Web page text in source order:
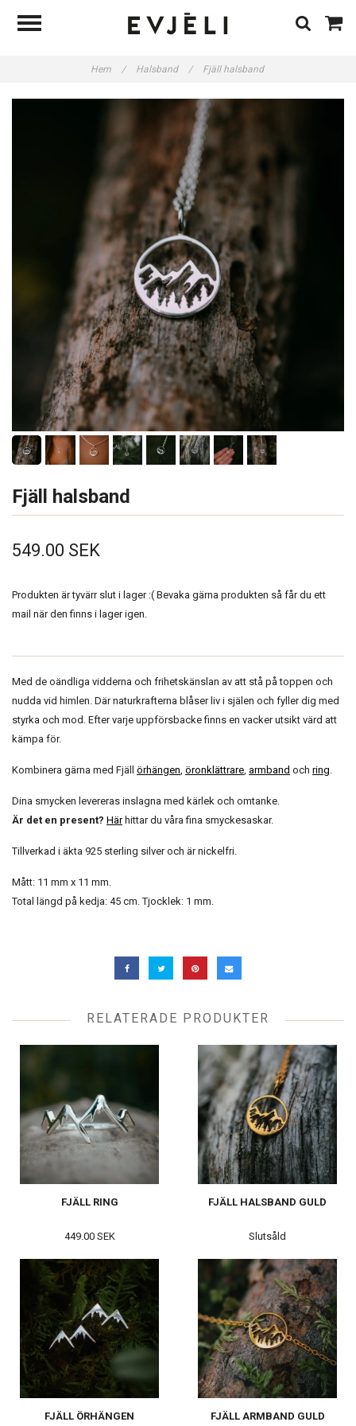
Hem / Halsband / Fjäll halsband
Fjäll halsband
549.00 SEK
Produkten är tyvärr slut i lager :( Bevaka gärna produkten så får du ett
mail när den finns i lager igen.
Med de oändliga vidderna och frihetskänslan av att stå på toppen och
nudda vid himlen. Där naturkrafterna blåser liv i själen och fyller dig med
styrka och mod. Efter varje uppförsbacke finns en vacker utsikt värd att
kämpa för.
Kombinera gärna med Fjäll örhängen, öronklättrare, armband och ring.
Dina smycken levereras inslagna med kärlek och omtanke.
Är det en present? Här hittar du våra fina smyckesaskar.
Tillverkad i äkta 925 sterling silver och är nickelfri.
Mått: 11 mm x 11 mm.
Total längd på kedja: 45 cm. Tjocklek: 1 mm.
RELATERADE PRODUKTER
FJÄLL RING
449.00 SEK
FJÄLL HALSBAND GULD
Slutsåld
FJÄLL ÖRHÄNGEN FJÄLL ARMBAND GULD